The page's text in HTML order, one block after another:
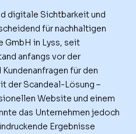
digitale Sichtbarkeit und
für nachhaltigen
in Lyss, seit
anfangs vor der
für den
der Scandeal-Lösung –
Website und einem
das Unternehmen jedoch
Ergebnisse